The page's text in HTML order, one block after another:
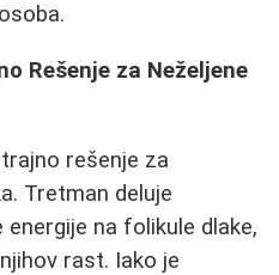
Rešenje za Neželjene
rešenje za
Tretman deluje
na folikule dlake,
rast. Iako je